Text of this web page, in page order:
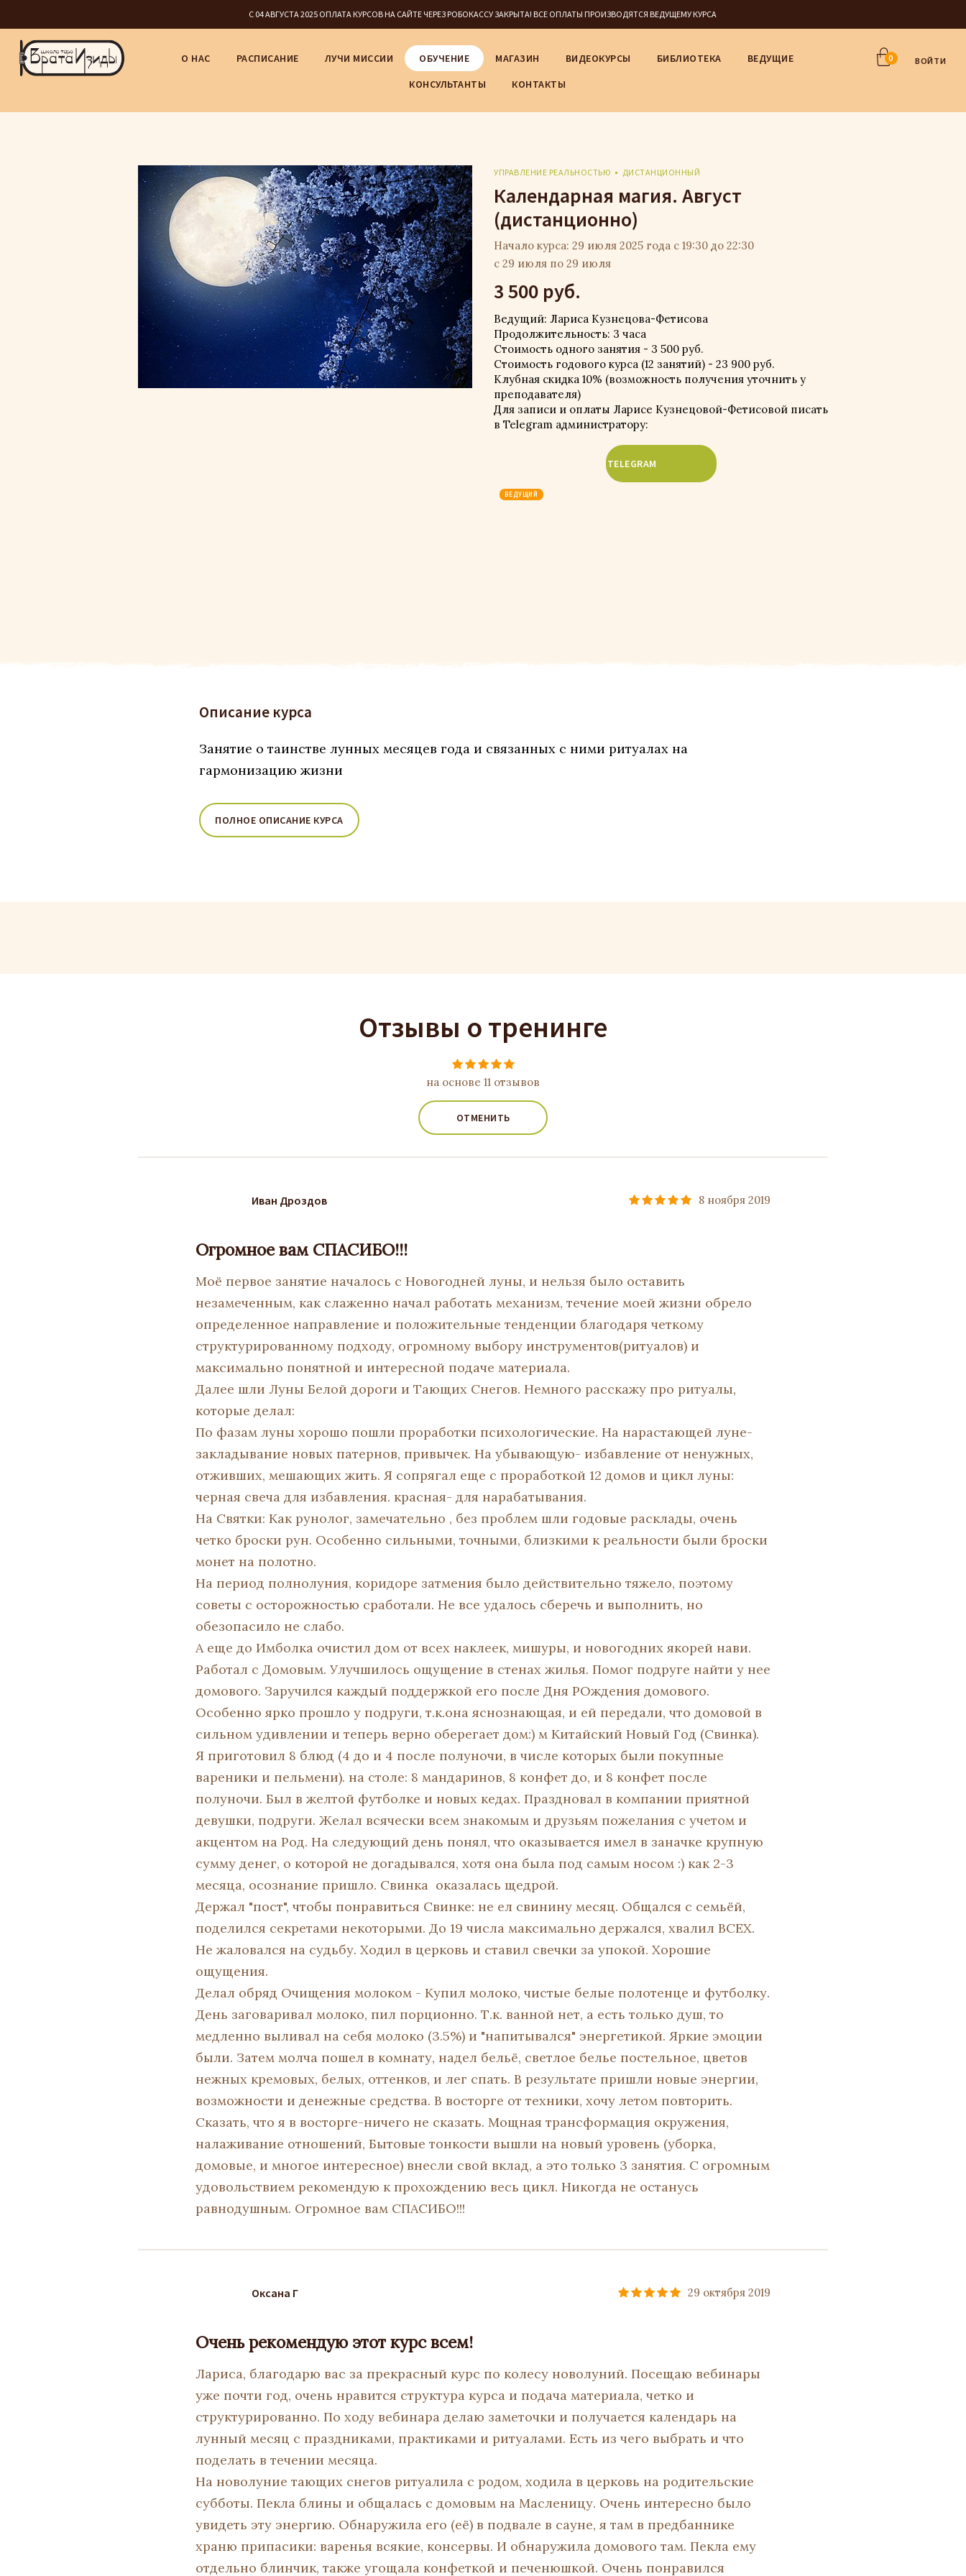
С 04 АВГУСТА 2025 ОПЛАТА КУРСОВ НА САЙТЕ ЧЕРЕЗ РОБОКАССУ ЗАКРЫТА! ВСЕ ОПЛАТЫ ПРОИЗВОДЯТСЯ ВЕДУЩЕМУ КУРСА
0 ВОЙТИ
О НАС РАСПИСАНИЕ ЛУЧИ МИССИИ ОБУЧЕНИЕ МАГАЗИН ВИДЕОКУРСЫ БИБЛИОТЕКА
ВЕДУЩИЕ
КОНСУЛЬТАНТЫ
КОНТАКТЫ
УПРАВЛЕНИЕ РЕАЛЬНОСТЬЮ ДИСТАНЦИОННЫЙ
Календарная магия. Август
(дистанционно)
Начало курса: 29 июля 2025 года с 19:30 до 22:30
с 29 июля по 29 июля
3 500 руб.
Ведущий: Лариса Кузнецова-Фетисова
Продолжительность: 3 часа
Стоимость одного занятия - 3 500 руб.
Стоимость годового курса (12 занятий) - 23 900 руб.
Клубная скидка 10% (возможность получения уточнить у
преподавателя)
Для записи и оплаты Ларисе Кузнецовой-Фетисовой писать
в Telegram администратору:
TELEGRAM
ВЕДУЩИЙ
Описание курса
Занятие о таинстве лунных месяцев года и связанных с ними ритуалах на
гармонизацию жизни
ПОЛНОЕ ОПИСАНИЕ КУРСА
Отзывы о тренинге
на основе 11 отзывов
ОТМЕНИТЬ
8 ноября 2019
Иван Дроздов
Огромное вам СПАСИБО!!!
Моё первое занятие началось с Новогодней луны, и нельзя было оставить
незамеченным, как слаженно начал работать механизм, течение моей жизни обрело
определенное направление и положительные тенденции благодаря четкому
структурированному подходу, огромному выбору инструментов(ритуалов) и
максимально понятной и интересной подаче материала.
Далее шли Луны Белой дороги и Тающих Снегов. Немного расскажу про ритуалы,
которые делал:
По фазам луны хорошо пошли проработки психологические. На нарастающей луне-
закладывание новых патернов, привычек. На убывающую- избавление от ненужных,
отживших, мешающих жить. Я сопрягал еще с проработкой 12 домов и цикл луны:
черная свеча для избавления. красная- для нарабатывания.
На Святки: Как рунолог, замечательно , без проблем шли годовые расклады, очень
четко броски рун. Особенно сильными, точными, близкими к реальности были броски
монет на полотно.
На период полнолуния, коридоре затмения было действительно тяжело, поэтому
советы с осторожностью сработали. Не все удалось сберечь и выполнить, но
обезопасило не слабо.
А еще до Имболка очистил дом от всех наклеек, мишуры, и новогодних якорей нави.
Работал с Домовым. Улучшилось ощущение в стенах жилья. Помог подруге найти у нее
домового. Заручился каждый поддержкой его после Дня РОждения домового.
Особенно ярко прошло у подруги, т.к.она яснознающая, и ей передали, что домовой в
сильном удивлении и теперь верно оберегает дом:) м Китайский Новый Год (Свинка).
Я приготовил 8 блюд (4 до и 4 после полуночи, в числе которых были покупные
вареники и пельмени). на столе: 8 мандаринов, 8 конфет до, и 8 конфет после
полуночи. Был в желтой футболке и новых кедах. Праздновал в компании приятной
девушки, подруги. Желал всячески всем знакомым и друзьям пожелания с учетом и
акцентом на Род. На следующий день понял, что оказывается имел в заначке крупную
сумму денег, о которой не догадывался, хотя она была под самым носом :) как 2-3
месяца, осознание пришло. Свинка оказалась щедрой.
Держал "пост", чтобы понравиться Свинке: не ел свинину месяц. Общался с семьёй,
поделился секретами некоторыми. До 19 числа максимально держался, хвалил ВСЕХ.
Не жаловался на судьбу. Ходил в церковь и ставил свечки за упокой. Хорошие
ощущения.
Делал обряд Очищения молоком - Купил молоко, чистые белые полотенце и футболку.
День заговаривал молоко, пил порционно. Т.к. ванной нет, а есть только душ, то
медленно выливал на себя молоко (3.5%) и "напитывался" энергетикой. Яркие эмоции
были. Затем молча пошел в комнату, надел бельё, светлое белье постельное, цветов
нежных кремовых, белых, оттенков, и лег спать. В результате пришли новые энергии,
возможности и денежные средства. В восторге от техники, хочу летом повторить.
Сказать, что я в восторге-ничего не сказать. Мощная трансформация окружения,
налаживание отношений, Бытовые тонкости вышли на новый уровень (уборка,
домовые, и многое интересное) внесли свой вклад, а это только 3 занятия. С огромным
удовольствием рекомендую к прохождению весь цикл. Никогда не останусь
равнодушным. Огромное вам СПАСИБО!!!
29 октября 2019
Оксана Г
Очень рекомендую этот курс всем!
Лариса, благодарю вас за прекрасный курс по колесу новолуний. Посещаю вебинары
уже почти год, очень нравится структура курса и подача материала, четко и
структурированно. По ходу вебинара делаю заметочки и получается календарь на
лунный месяц с праздниками, практиками и ритуалами. Есть из чего выбрать и что
поделать в течении месяца.
На новолуние тающих снегов ритуалила с родом, ходила в церковь на родительские
субботы. Пекла блины и общалась с домовым на Масленицу. Очень интересно было
увидеть эту энергию. Обнаружила его (её) в подвале в сауне, я там в предбаннике
храню припасики: варенья всякие, консервы. И обнаружила домового там. Пекла ему
отдельно блинчик, также угощала конфеткой и печенюшкой. Очень понравился